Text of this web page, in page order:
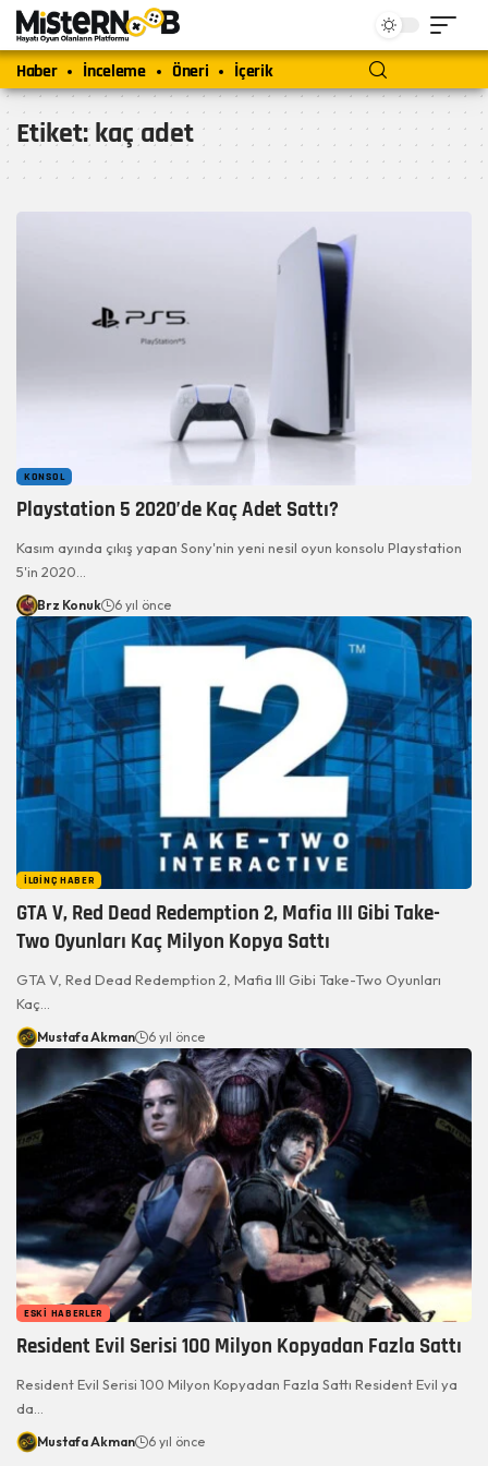
Haber İnceleme Öneri İçerik
Etiket:kaç adet
KONSOL
Playstation 5 2020’de Kaç Adet Sattı?
Kasım ayında çıkış yapan Sony'nin yeni nesil oyun konsolu Playstation
5'in 2020…
Brz Konuk 6 yıl önce
İLGINÇ HABER
GTA V, Red Dead Redemption 2, Mafia III Gibi Take-
Two Oyunları Kaç Milyon Kopya Sattı
GTA V, Red Dead Redemption 2, Mafia III Gibi Take-Two Oyunları
Kaç…
Mustafa Akman 6 yıl önce
ESKI HABERLER
Resident Evil Serisi 100 Milyon Kopyadan Fazla Sattı
Resident Evil Serisi 100 Milyon Kopyadan Fazla Sattı Resident Evil ya
da…
Mustafa Akman 6 yıl önce